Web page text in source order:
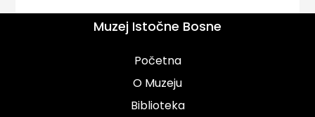
Muzej Istočne Bosne
Početna
O Muzeju
Biblioteka